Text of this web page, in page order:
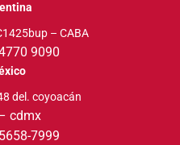
– CABA
9090
del. coyoacán
cdmx
7999